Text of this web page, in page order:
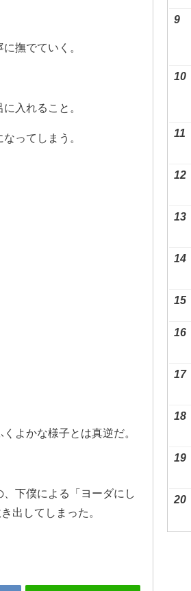
撫でていく。
入れること。
ってしまう。
よかな様子とは真逆だ。
下僕による「ヨーダにし
出してしまった。
9
10
11
12
13
14
15
16
17
18
19
20